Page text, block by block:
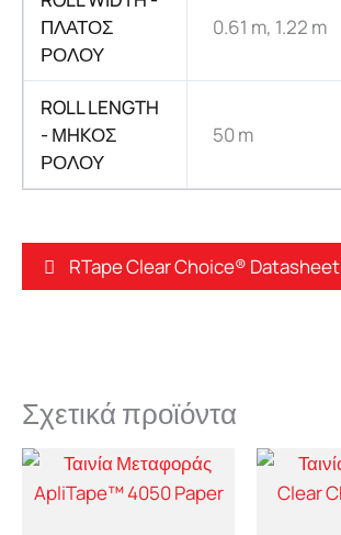
ΠΛΑΤΟΣ
ΡΟΛΟΥ
0.61 m, 1.22 m
ROLL LENGTH
- ΜHKΟΣ
ΡΟΛΟΥ
50 m
RTape Clear Choice® Datasheet
Σχετικά προϊόντα